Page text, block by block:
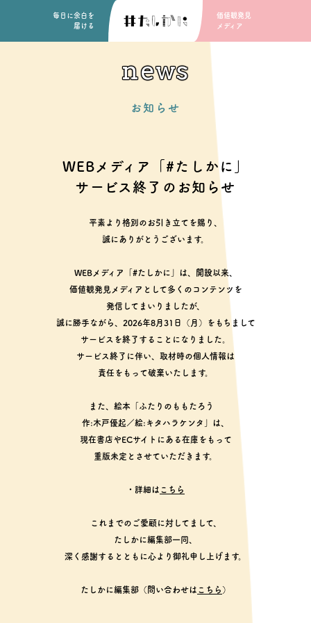
毎日に余白を
届ける
価値観発見
メディア
news
お知らせ
WEBメディア「#たしかに」
サービス終了のお知らせ
平素より格別のお引き立てを賜り、
誠にありがとうございます。
WEBメディア「#たしかに」は、開設以来、
価値観発見メディアとして多くのコンテンツを
発信してまいりましたが、
誠に勝手ながら、2026年8月31日（月）をもちまして
サービスを終了することになりました。
サービス終了に伴い、取材時の個人情報は
責任をもって破棄いたします。
また、絵本「ふたりのももたろう
作:木戸優起／絵:キタハラケンタ」は、
現在書店やECサイトにある在庫をもって
重版未定とさせていただきます。
・詳細は こちら
これまでのご愛顧に対してまして、
たしかに編集部一同、
深く感謝するとともに心より御礼申し上げます。
たしかに編集部（問い合わせは こちら ）